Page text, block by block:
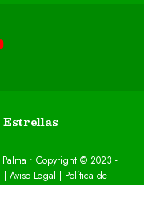
• Copyright © 2023 -
| Aviso Legal | Política de